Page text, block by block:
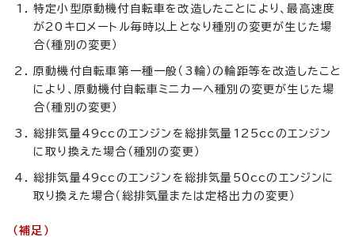
特定小型原動機付自転車を改造したことにより、最高速度
が20キロメートル毎時以上となり種別の変更が生じた場
合（種別の変更）
原動機付自転車第一種一般（3輪）の輪距等を改造したこと
により、原動機付自転車ミニカーへ種別の変更が生じた場
合（種別の変更）
総排気量49ccのエンジンを総排気量125ccのエンジン
に取り換えた場合（種別の変更）
総排気量49ccのエンジンを総排気量50ccのエンジンに
取り換えた場合（総排気量または定格出力の変更）
（補足）